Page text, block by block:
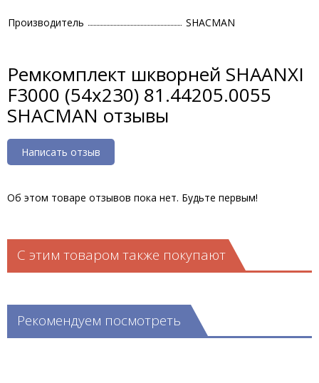
Производитель SHACMAN
Ремкомплект шкворней SHAANXI
F3000 (54х230) 81.44205.0055
SHACMAN отзывы
Написать отзыв
Об этом товаре отзывов пока нет. Будьте первым!
С этим товаром также покупают
Рекомендуем посмотреть